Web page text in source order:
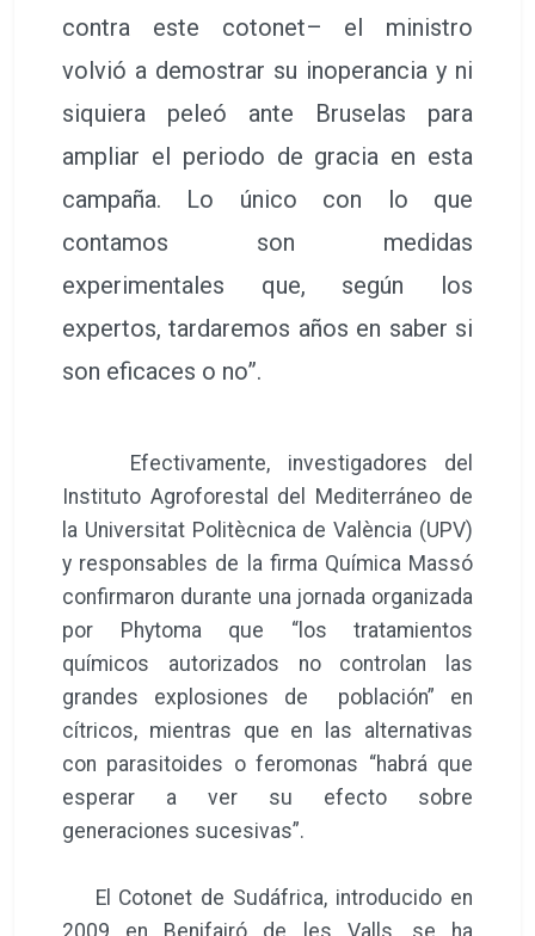
contra este cotonet– el ministro
volvió a demostrar su inoperancia y ni
siquiera peleó ante Bruselas para
ampliar el periodo de gracia en esta
campaña. Lo único con lo que
contamos son medidas
experimentales que, según los
expertos, tardaremos años en saber si
son eficaces o no”.
Efectivamente, investigadores del
Instituto Agroforestal del Mediterráneo de
la Universitat Politècnica de València (UPV)
y responsables de la firma Química Massó
confirmaron durante una jornada organizada
por Phytoma que “los tratamientos
químicos autorizados no controlan las
grandes explosiones de población” en
cítricos, mientras que en las alternativas
con parasitoides o feromonas “habrá que
esperar a ver su efecto sobre
generaciones sucesivas”.
El Cotonet de Sudáfrica, introducido en
2009 en Benifairó de les Valls, se ha